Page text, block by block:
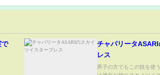
で
チャパリータ
レス
男子の方でもこの技を使